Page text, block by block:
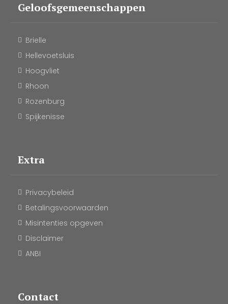
Geloofsgemeenschappen
Brielle
Hellevoetsluis
Hoogvliet
Rhoon
Rozenburg
Spijkenisse
Extra
Privacybeleid
Betalingsvoorwaarden
Misintenties opgeven
Disclaimer
ANBI
Contact